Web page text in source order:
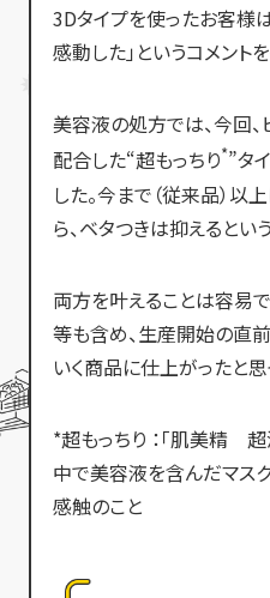
3Dタイプを使ったお客様は
感動した」というコメント
美容液の処方では、今回、
配合した“超もっちり*”タ
した。今まで（従来品）以
ら、ベタつきは抑えるとい
両方を叶えることは容易
等も含め、生産開始の直
いく商品に仕上がったと思
超もっちり
「肌美精 超
中で美容液を含んだマス
感触のこと